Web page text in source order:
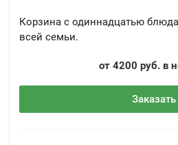
Корзина с одиннадцатью
всей семьи.
от 4200 руб. в
Заказать